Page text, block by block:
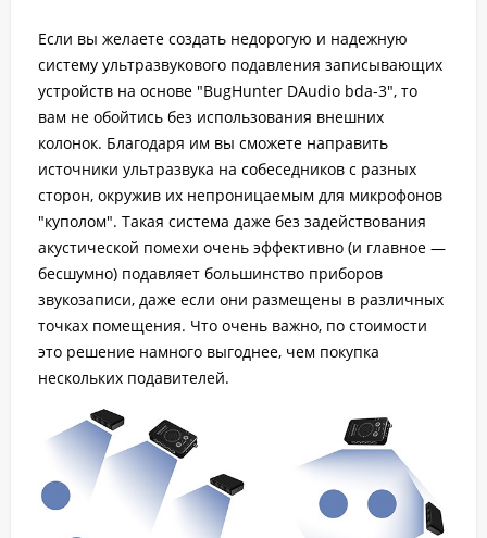
Если вы желаете создать недорогую и надежную
систему ультразвукового подавления записывающих
устройств на основе "BugHunter DAudio bda-3", то
вам не обойтись без использования внешних
колонок. Благодаря им вы сможете направить
источники ультразвука на собеседников с разных
сторон, окружив их непроницаемым для микрофонов
"куполом". Такая система даже без задействования
акустической помехи очень эффективно (и главное —
бесшумно) подавляет большинство приборов
звукозаписи, даже если они размещены в различных
точках помещения. Что очень важно, по стоимости
это решение намного выгоднее, чем покупка
нескольких подавителей.